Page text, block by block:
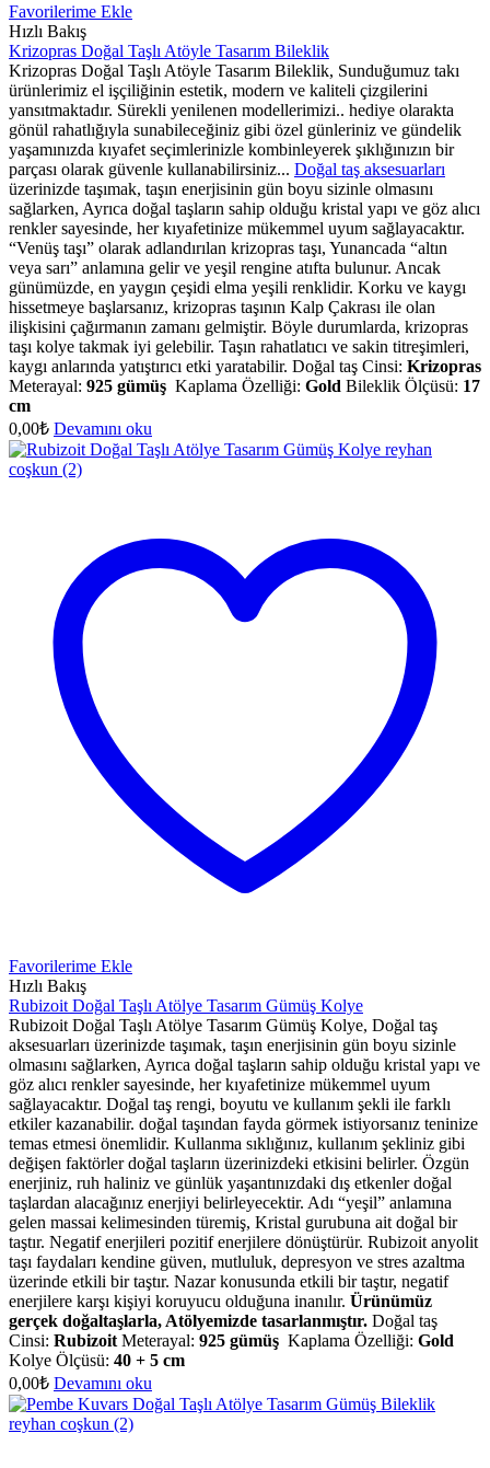
Favorilerime Ekle
Hızlı Bakış
Krizopras Doğal Taşlı Atöyle Tasarım Bileklik
Krizopras Doğal Taşlı Atöyle Tasarım Bileklik, Sunduğumuz takı
ürünlerimiz el işçiliğinin estetik, modern ve kaliteli çizgilerini
yansıtmaktadır. Sürekli yenilenen modellerimizi.. hediye olarakta
gönül rahatlığıyla sunabileceğiniz gibi özel günleriniz ve gündelik
yaşamınızda kıyafet seçimlerinizle kombinleyerek şıklığınızın bir
parçası olarak güvenle kullanabilirsiniz... Doğal taş aksesuarları
üzerinizde taşımak, taşın enerjisinin gün boyu sizinle olmasını
sağlarken, Ayrıca doğal taşların sahip olduğu kristal yapı ve göz alıcı
renkler sayesinde, her kıyafetinize mükemmel uyum sağlayacaktır.
“Venüş taşı” olarak adlandırılan krizopras taşı, Yunancada “altın
veya sarı” anlamına gelir ve yeşil rengine atıfta bulunur. Ancak
günümüzde, en yaygın çeşidi elma yeşili renklidir. Korku ve kaygı
hissetmeye başlarsanız, krizopras taşının Kalp Çakrası ile olan
ilişkisini çağırmanın zamanı gelmiştir. Böyle durumlarda, krizopras
taşı kolye takmak iyi gelebilir. Taşın rahatlatıcı ve sakin titreşimleri,
kaygı anlarında yatıştırıcı etki yaratabilir. Doğal taş Cinsi: Krizopras
Meterayal: 925 gümüş Kaplama Özelliği: Gold Bileklik Ölçüsü: 17
cm
0,00₺ Devamını oku
Favorilerime Ekle
Hızlı Bakış
Rubizoit Doğal Taşlı Atölye Tasarım Gümüş Kolye
Rubizoit Doğal Taşlı Atölye Tasarım Gümüş Kolye, Doğal taş
aksesuarları üzerinizde taşımak, taşın enerjisinin gün boyu sizinle
olmasını sağlarken, Ayrıca doğal taşların sahip olduğu kristal yapı ve
göz alıcı renkler sayesinde, her kıyafetinize mükemmel uyum
sağlayacaktır. Doğal taş rengi, boyutu ve kullanım şekli ile farklı
etkiler kazanabilir. doğal taşından fayda görmek istiyorsanız teninize
temas etmesi önemlidir. Kullanma sıklığınız, kullanım şekliniz gibi
değişen faktörler doğal taşların üzerinizdeki etkisini belirler. Özgün
enerjiniz, ruh haliniz ve günlük yaşantınızdaki dış etkenler doğal
taşlardan alacağınız enerjiyi belirleyecektir. Adı “yeşil” anlamına
gelen massai kelimesinden türemiş, Kristal gurubuna ait doğal bir
taştır. Negatif enerjileri pozitif enerjilere dönüştürür. Rubizoit anyolit
taşı faydaları kendine güven, mutluluk, depresyon ve stres azaltma
üzerinde etkili bir taştır. Nazar konusunda etkili bir taştır, negatif
enerjilere karşı kişiyi koruyucu olduğuna inanılır. Ürünümüz
gerçek doğaltaşlarla, Atölyemizde tasarlanmıştır. Doğal taş
Cinsi: Rubizoit Meterayal: 925 gümüş Kaplama Özelliği: Gold
Kolye Ölçüsü: 40 + 5 cm
0,00₺ Devamını oku